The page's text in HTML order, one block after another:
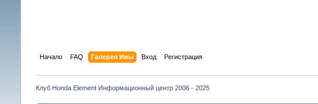
Начало FAQ Галерея Ивы Вход Регистрация
Клуб Honda Element Информационный центр 2006 - 2025